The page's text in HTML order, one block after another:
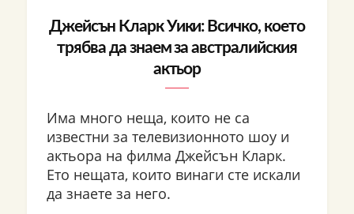
Джейсън Кларк Уики: Всичко, което
трябва да знаем за австралийския
актьор
Има много неща, които не са
известни за телевизионното шоу и
актьора на филма Джейсън Кларк.
Ето нещата, които винаги сте искали
да знаете за него.